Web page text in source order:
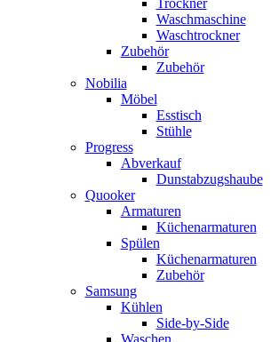
Trockner
Waschmaschine
Waschtrockner
Zubehör
Zubehör
Nobilia
Möbel
Esstisch
Stühle
Progress
Abverkauf
Dunstabzugshaube
Quooker
Armaturen
Küchenarmaturen
Spülen
Küchenarmaturen
Zubehör
Samsung
Kühlen
Side-by-Side
Waschen